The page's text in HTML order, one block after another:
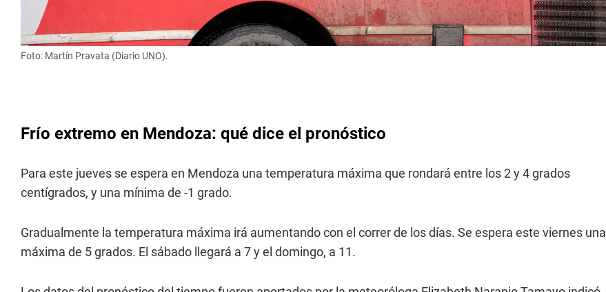
Foto: Martín Pravata (Diario UNO).
Frío extremo en Mendoza: qué dice el pronóstico
Para este jueves se espera en Mendoza una temperatura máxima que rondará entre los 2 y 4 grados
centígrados, y una mínima de -1 grado.
Gradualmente la temperatura máxima irá aumentando con el correr de los días. Se espera este viernes una
máxima de 5 grados. El sábado llegará a 7 y el domingo, a 11.